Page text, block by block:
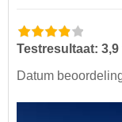
Testresultaat:
Datum